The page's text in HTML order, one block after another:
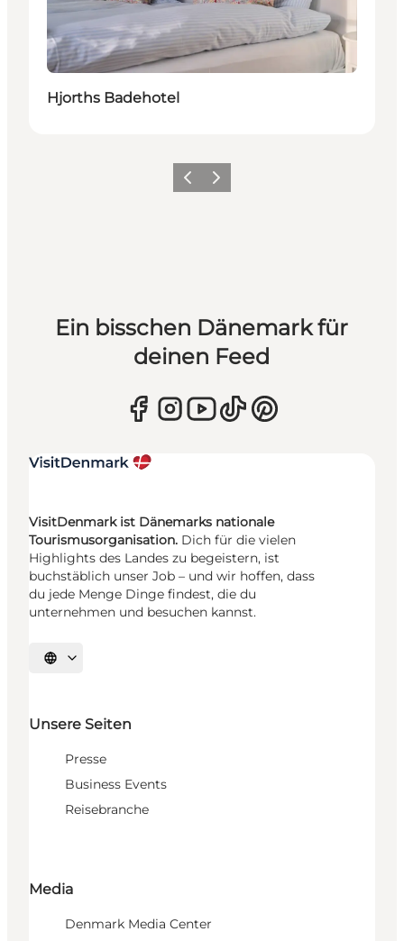
Hjorths Badehotel
ZurückWeiter
Ein bisschen Dänemark für
deinen Feed
VisitDenmark ist Dänemarks nationale
Tourismusorganisation. Dich für die vielen
Highlights des Landes zu begeistern, ist
buchstäblich unser Job – und wir hoffen, dass
du jede Menge Dinge findest, die du
unternehmen und besuchen kannst.
Sprache auswählen
Unsere Seiten
Presse
Business Events
Reisebranche
Media
Denmark Media Center